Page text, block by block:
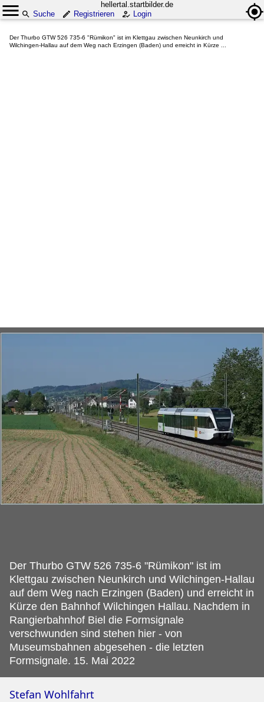
hellertal.startbilder.de
Suche
Registrieren Login
Der Thurbo GTW 526 735-6 "Rümikon" ist im Klettgau zwischen Neunkirch und
Wilchingen-Hallau auf dem Weg nach Erzingen (Baden) und erreicht in Kürze ...
Der Thurbo GTW 526 735-6 "Rümikon" ist im
Klettgau zwischen Neunkirch und Wilchingen-Hallau
auf dem Weg nach Erzingen (Baden) und erreicht in
Kürze den Bahnhof Wilchingen Hallau. Nachdem in
Rangierbahnhof Biel die Formsignale
verschwunden sind stehen hier - von
Museumsbahnen abgesehen - die letzten
Formsignale. 15. Mai 2022
Stefan Wohlfahrt